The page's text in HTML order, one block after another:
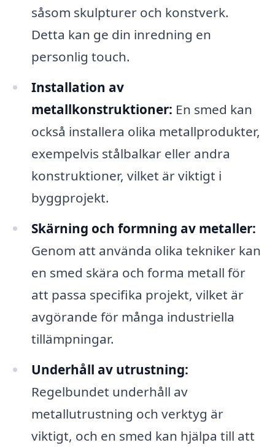
såsom skulpturer och konstverk.
Detta kan ge din inredning en
personlig touch.
Installation av
metallkonstruktioner: En smed kan
också installera olika metallprodukter,
exempelvis stålbalkar eller andra
konstruktioner, vilket är viktigt i
byggprojekt.
Skärning och formning av metaller:
Genom att använda olika tekniker kan
en smed skära och forma metall för
att passa specifika projekt, vilket är
avgörande för många industriella
tillämpningar.
Underhåll av utrustning:
Regelbundet underhåll av
metallutrustning och verktyg är
viktigt, och en smed kan hjälpa till att